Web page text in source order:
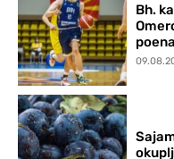
Bh.
poena